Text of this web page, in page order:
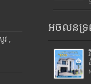
វ ,
អចលនទ្រ